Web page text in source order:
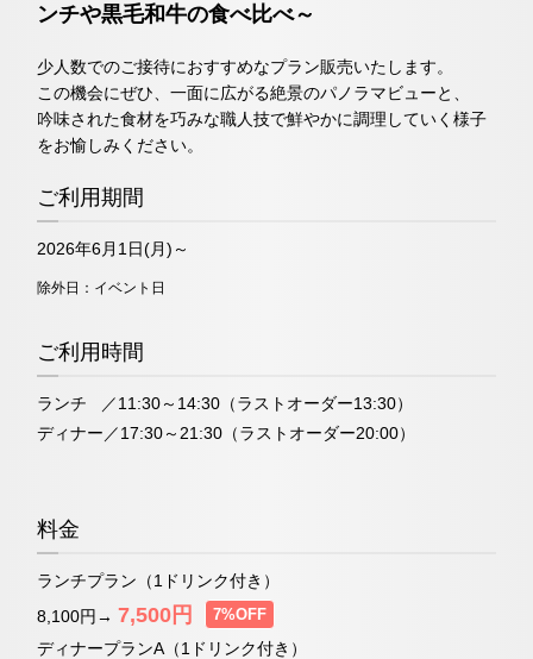
ンチや黒毛和牛の食べ比べ～
少人数でのご接待におすすめなプラン販売いたします。
この機会にぜひ、一面に広がる絶景のパノラマビューと、
吟味された食材を巧みな職人技で鮮やかに調理していく様子
をお愉しみください。
ご利用期間
2026年6月1日(月)～
除外日：イベント日
ご利用時間
ランチ ／11:30～14:30（ラストオーダー13:30）
ディナー ／17:30～21:30（ラストオーダー20:00）
料金
ランチプラン（1ドリンク付き）
8,100円→ 7,500円 7%OFF
ディナープランA（1ドリンク付き）
日本料理「隨縁亭」
ネットで予約する
（受付時間 11:30～20:00）
「ティーラウンジ」
（受付時間 11:30～20:00）
お問い合わせ